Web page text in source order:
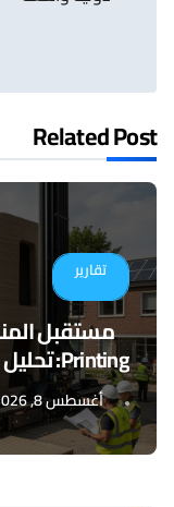
Related Post
تقارير
Printing: تحليل عملي للمزايا والتحديات
أغسطس 8, 2026